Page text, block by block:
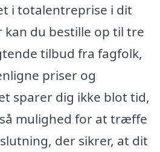
i totalentreprise i dit
kan du bestille op til tre
tilbud fra fagfolk,
priser og
sparer dig ikke blot tid,
mulighed for at træffe
der sikrer, at dit